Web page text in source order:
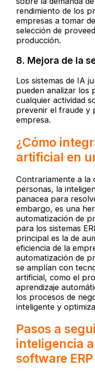
rendimiento de los
empresas a tomar
selección de
producción.
8. Mejora de la
Los sistemas de IA
pueden analizar los
cualquier actividad
prevenir el fraude y
empresa.
¿Cómo
artificial en
Contrariamente a la
personas, la
panacea para
embargo, es una
automatización de
para los sistemas
principal es la de
eficiencia de la
automatización de
se amplían con
artificial, como el
aprendizaje
los procesos de
inteligente y
Pasos a
inteligencia
software ERP